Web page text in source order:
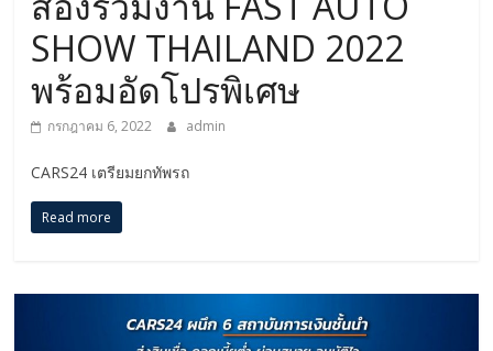
SHOW THAILAND 2022
พร้อมอัดโปรพิเศษ
กรกฎาคม 6, 2022 admin
CARS24 เตรียมยกทัพรถ
Read more